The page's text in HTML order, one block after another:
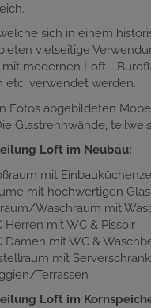
sich in einem
vielseitige
mit modernen Loft -
etc. verwendet werden.
Fotos abgebildeten
Glastrennwände,
Loft im Neubau:
mit
mit hochwertigen
Waschraum mit
Herren mit WC & Pissoir
Damen mit WC &
mit
Terrassen
Loft im